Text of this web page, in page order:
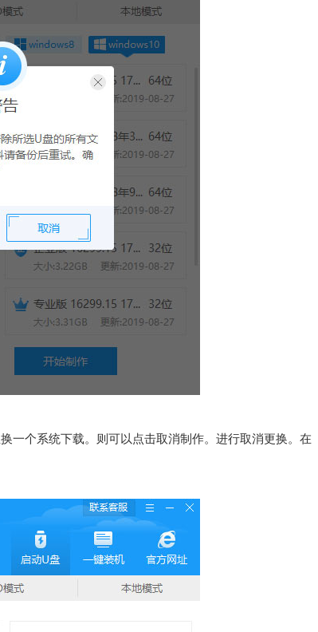
一个系统下载。则可以点击取消制作。进行取消更换。在